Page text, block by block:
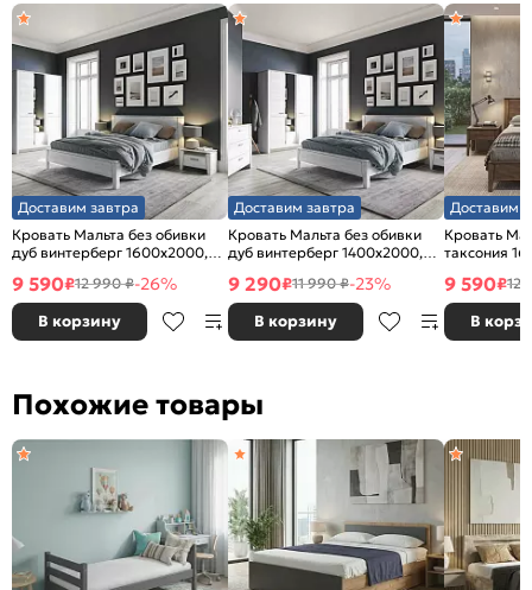
Доставим завтра
Кровать Мальта без обивки
дуб винтерберг 1600x2000,
9 590₽12 990 ₽-26%
В корзину
Доставим завтра
Кровать Мальта без обивки
дуб винтерберг 1400x2000,
9 290₽11 990 ₽-23%
В корзину
Доставим
Кровать
таксония
9 590₽12
В
Похожие товары